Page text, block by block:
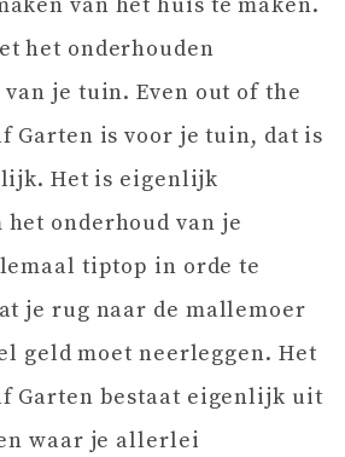
het onderhouden
van je tuin. Even out of the
Garten is voor je tuin, dat is
Het is eigenlijk
het onderhoud van je
tiptop in orde te
je rug naar de mallemoer
geld moet neerleggen. Het
Garten bestaat eigenlijk uit
waar je allerlei